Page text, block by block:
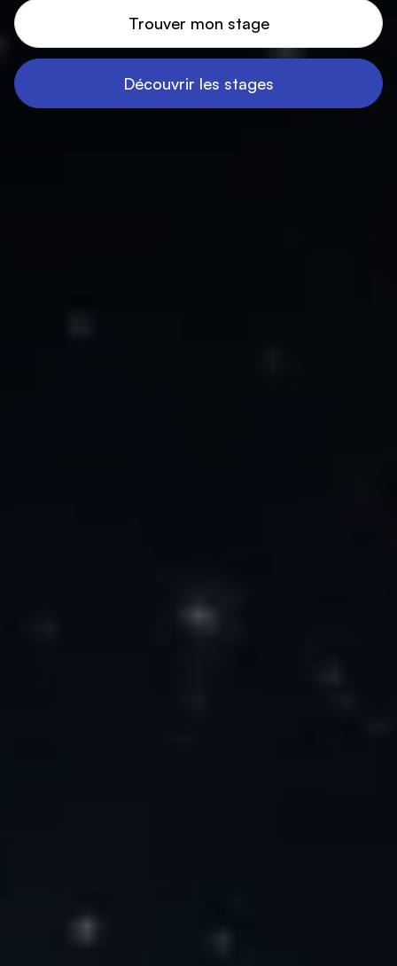
Trouver mon stage
Découvrir les stages